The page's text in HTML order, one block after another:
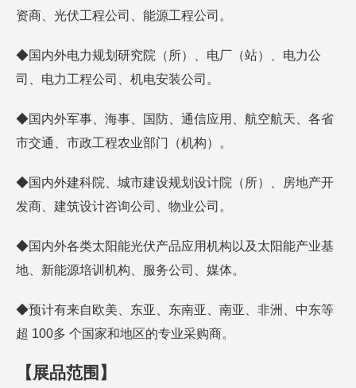
资商、光伏工程公司、能源工程公司。
◆国内外电力规划研究院（所）、电厂（站）、电力公
司、电力工程公司、机电安装公司。
◆国内外军事、海事、国防、通信应用、航空航天、各省
市交通、市政工程农业部门（机构）。
◆国内外建科院、城市建设规划设计院（所）、房地产开
发商、建筑设计咨询公司、物业公司。
◆国内外各类太阳能光伏产品应用机构以及太阳能产业基
地、新能源培训机构、服务公司、媒体。
◆预计有来自欧美、东亚、东南亚、南亚、非洲、中东等
超 100多 个国家和地区的专业采购商。
【 展品范围 】